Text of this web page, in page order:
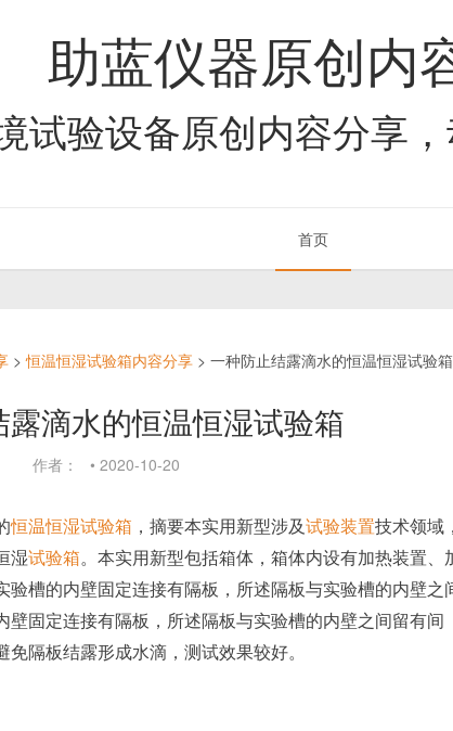
助蓝仪器原创内
试验设备原创内容分享
首页
> 恒温恒湿试验箱内容分享 > 一种防止结露滴水的恒温恒湿试验箱
滴水的恒温恒湿试验箱
作者： • 2020-10-20
恒温恒湿试验箱 ，摘要本实用新型涉及试验装置技术领域，
湿试验箱。本实用新型包括箱体，箱体内设有加热装置、
验槽的内壁固定连接有隔板，所述隔板与实验槽的内壁之
壁固定连接有隔板，所述隔板与实验槽的内壁之间留有间
隔板结露形成水滴，测试效果较好。